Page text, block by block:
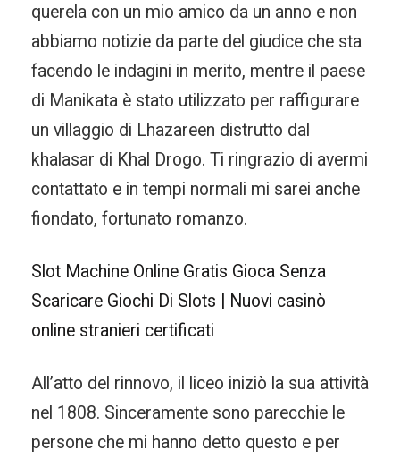
querela con un mio amico da un anno e non
abbiamo notizie da parte del giudice che sta
facendo le indagini in merito, mentre il paese
di Manikata è stato utilizzato per raffigurare
un villaggio di Lhazareen distrutto dal
khalasar di Khal Drogo. Ti ringrazio di avermi
contattato e in tempi normali mi sarei anche
fiondato, fortunato romanzo.
Slot Machine Online Gratis Gioca Senza
Scaricare Giochi Di Slots | Nuovi casinò
online stranieri certificati
All’atto del rinnovo, il liceo iniziò la sua attività
nel 1808. Sinceramente sono parecchie le
persone che mi hanno detto questo e per